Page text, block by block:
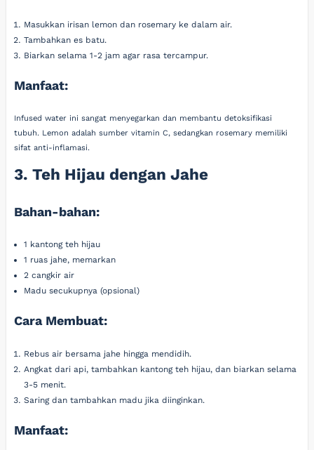
Masukkan irisan lemon dan rosemary ke dalam air.
Tambahkan es batu.
Biarkan selama 1-2 jam agar rasa tercampur.
Manfaat:
Infused water ini sangat menyegarkan dan membantu detoksifikasi
tubuh. Lemon adalah sumber vitamin C, sedangkan rosemary memiliki
sifat anti-inflamasi.
3. Teh Hijau dengan Jahe
Bahan-bahan:
1 kantong teh hijau
1 ruas jahe, memarkan
2 cangkir air
Madu secukupnya (opsional)
Cara Membuat:
Rebus air bersama jahe hingga mendidih.
Angkat dari api, tambahkan kantong teh hijau, dan biarkan selama
3-5 menit.
Saring dan tambahkan madu jika diinginkan.
Manfaat: